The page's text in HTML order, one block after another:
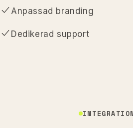
Anpassad branding
Dedikerad support